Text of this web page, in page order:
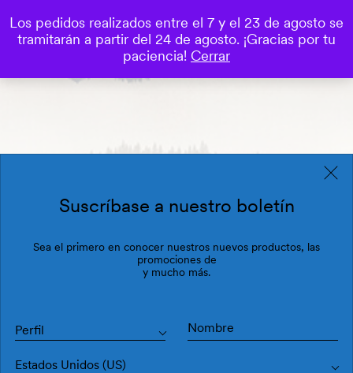
0
Suscríbase a nuestro boletín
Sea el primero en conocer nuestros nuevos productos, las
promociones de
y mucho más.
Perfil
Estados Unidos (US)
Los pedidos realizados entre el 7 y el 23 de agosto se
tramitarán a partir del 24 de agosto. ¡Gracias por tu
paciencia! Cerrar